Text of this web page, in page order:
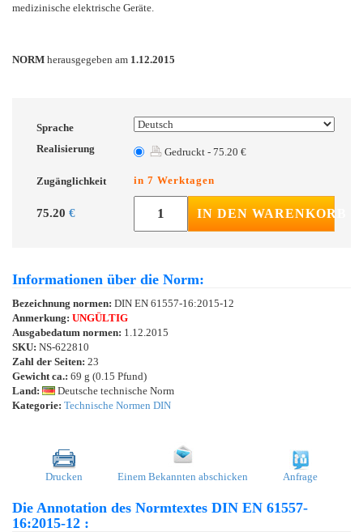
medizinische elektrische Geräte.
NORM herausgegeben am 1.12.2015
Sprache
Realisierung
Gedruckt - 75.20 €
Zugänglichkeit in 7 Werktagen
75.20 € IN DEN WARENKORB
Informationen über die Norm:
Bezeichnung normen: DIN EN 61557-16:2015-12
Anmerkung: UNGÜLTIG
Ausgabedatum normen: 1.12.2015
SKU: NS-622810
Zahl der Seiten: 23
Gewicht ca.: 69 g (0.15 Pfund)
Land:
Deutsche technische Norm
Kategorie: Technische Normen DIN
Drucken Einem Bekannten abschicken Anfrage
Die Annotation des Normtextes DIN EN 61557-
16:2015-12 :